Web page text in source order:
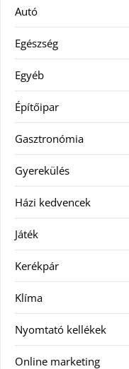
Autó
Egészség
Egyéb
Építőipar
Gasztronómia
Gyerekülés
Házi kedvencek
Játék
Kerékpár
Klíma
Nyomtató kellékek
Online marketing